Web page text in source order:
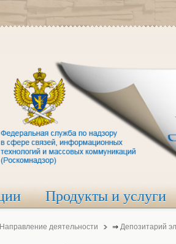
Продукты и услуги
Направление деятельности ⇒ Депозитарий